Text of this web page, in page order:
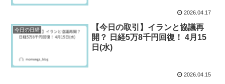
2026.04.17
今日の日経
【今日の取引】イランと協議再
開？ 日経5万8千円回復！ 4月15
日(水)
2026.04.15